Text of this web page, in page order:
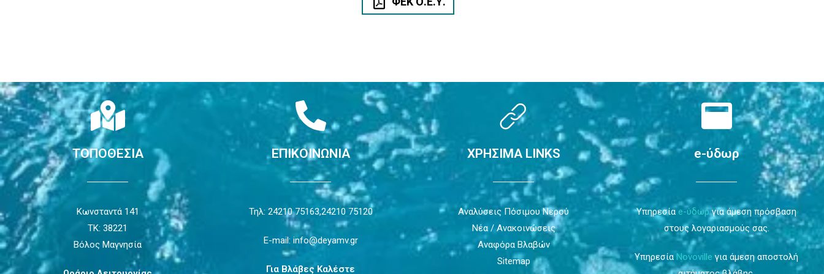
ΤΟΠΟΘΕΣΙΑ
Κωνσταντά 141
ΤΚ: 38221
Βόλος Μαγνησία
ΕΠΙΚΟΙΝΩΝΙΑ
Τηλ: 24210 75163,24210 75120
E-mail: info@deyamv.gr
Για Βλάβες Καλέστε
ΧΡΗΣΙΜΑ LINKS
Αναλύσεις Πόσιμου Νερού
Νέα / Ανακοινώσεις
Αναφόρα Βλαβών
Sitemap
e-ύδωρ
Υπηρεσία e-ύδωργια άμεση πρόσβαση
στους λογαριασμούς σας.
Υπηρεσία Novoville για άμεση αποστολή